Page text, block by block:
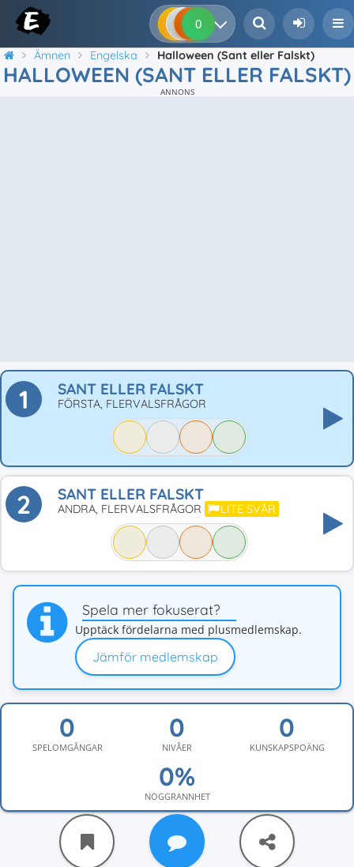
0 0 0
Ämnen Engelska Halloween (Sant eller Falskt)
HALLOWEEN (SANT ELLER FALSKT)
ANNONS
1 SANT ELLER FALSKT
FÖRSTA, FLERVALSFRÅGOR
2 SANT ELLER FALSKT
ANDRA, FLERVALSFRÅGOR LITE SVÅR
Spela mer fokuserat?
Upptäck fördelarna med plusmedlemskap.
Jämför medlemskap
SPELOMGÅNGAR NIVÅER KUNSKAPSPOÄNG
NOGGRANNHET